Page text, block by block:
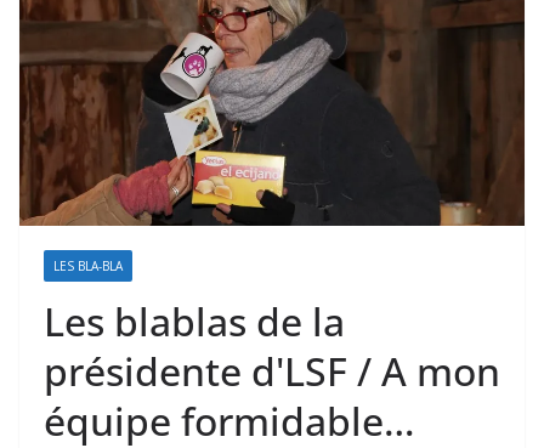
LES BLA-BLA
Les blablas de la
présidente d'LSF / A mon
équipe formidable…